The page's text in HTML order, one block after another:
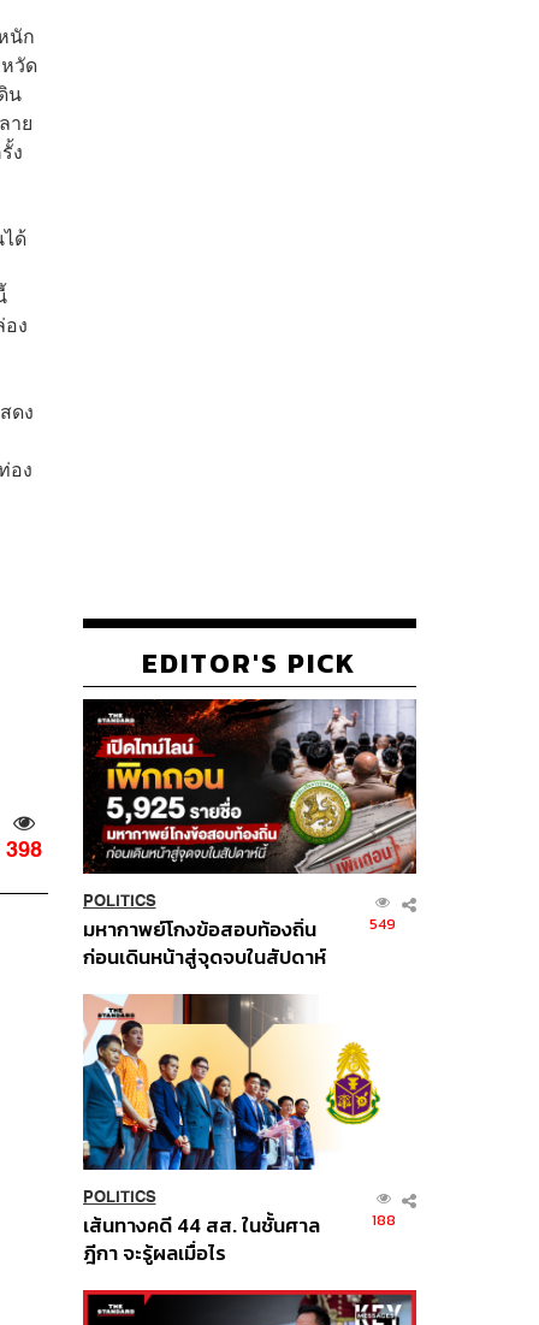
นัก
วัด
น
าย
ง
ด้
ง
ดง
อง
398
EDITOR'S PICK
POLITICS
มหากาพย์โกงข้อสอบท้องถิ่น
ก่อนเดินหน้าสู่จุดจบในสัปดาห์
549
POLITICS
เส้นทางคดี 44 สส. ในชั้นศาล
ฎีกา จะรู้ผลเมื่อไร
188